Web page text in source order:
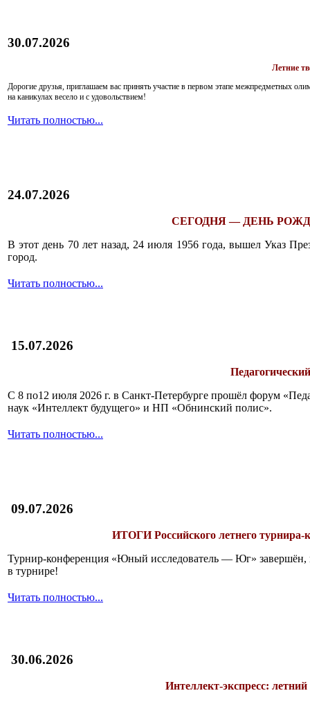
30.07.2026
Летние
Дорогие друзья, приглашаем вас принять участие в первом этапе межпредметных
на каникулах весело и с удовольствием!
Читать полностью...
24.07.2026
СЕГОДНЯ — ДЕНЬ
В этот день 70 лет назад, 24 июля 1956 года, вышел Указ
город.
Читать полностью...
15.07.2026
С 8 по12 июля 2026 г. в Санкт-Петербурге прошёл форум
наук «Интеллект будущего» и НП «Обнинский полис».
Читать полностью...
09.07.2026
ИТОГИРоссийского летнего
Турнир-конференция «Юный исследователь — Юг» завершён,
в турнире!
Читать полностью...
30.06.2026
Интеллект-экспресс: летний